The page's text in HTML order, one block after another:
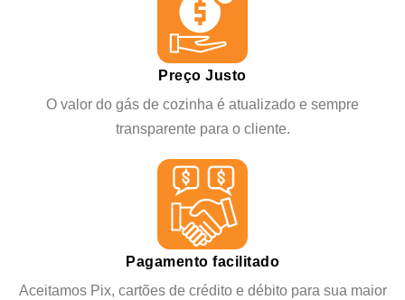
Preço Justo
O valor do gás de cozinha é atualizado e sempre
transparente para o cliente.
Pagamento facilitado
Aceitamos Pix, cartões de crédito e débito para sua maior